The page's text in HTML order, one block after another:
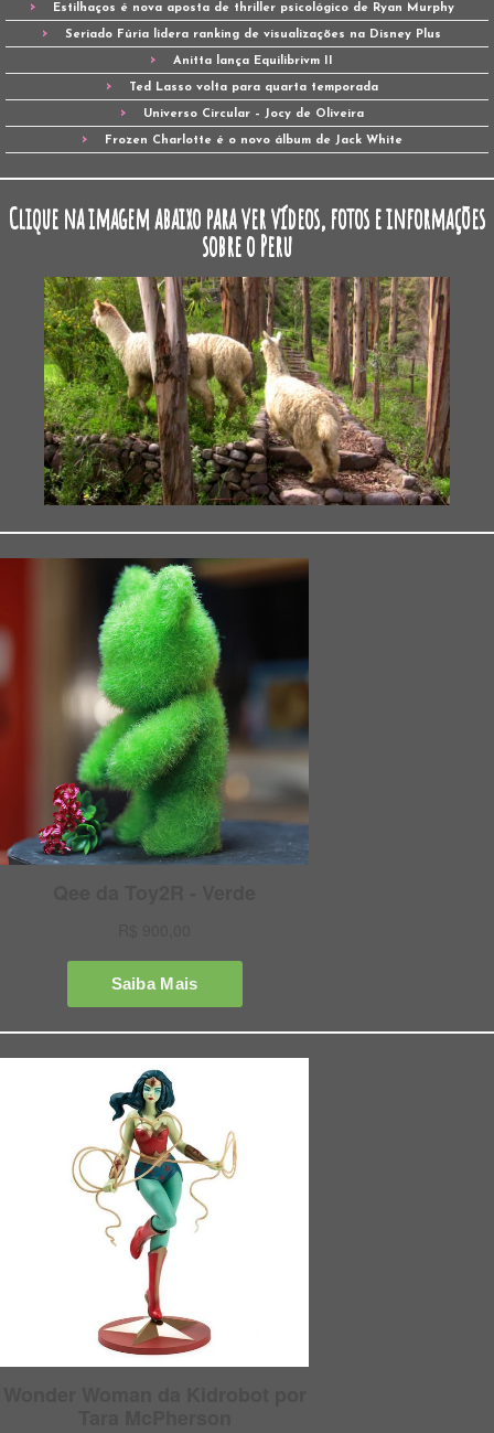
Estilhaços é nova aposta de thriller psicológico de Ryan Murphy
Seriado Fúria lidera ranking de visualizações na Disney Plus
Anitta lança Equilibrivm II
Ted Lasso volta para quarta temporada
Universo Circular – Jocy de Oliveira
Frozen Charlotte é o novo álbum de Jack White
Clique na imagem abaixo para ver vídeos, fotos e informações
sobre o Peru